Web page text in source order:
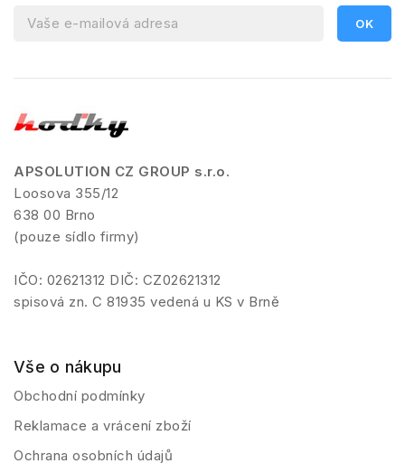
APSOLUTION CZ GROUP s.r.o.
Loosova 355/12
638 00 Brno
(pouze sídlo firmy)
IČO: 02621312 DIČ: CZ02621312
spisová zn. C 81935 vedená u KS v Brně
Vše o nákupu
Obchodní podmínky
Reklamace a vrácení zboží
Ochrana osobních údajů